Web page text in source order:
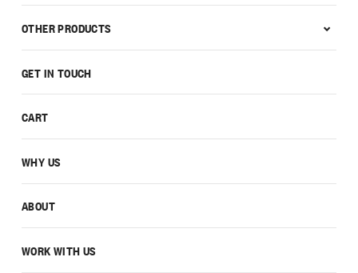
GET IN TOUCH
CART
WHY US
ABOUT
WORK WITH US
OTHER PRODUCTS